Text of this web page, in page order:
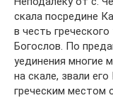
скала посредине
в честь
Богослов. По
уединения многие
на скале, звали
греческим местом